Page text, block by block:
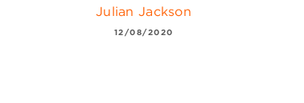
Julian Jackson
12/08/2020